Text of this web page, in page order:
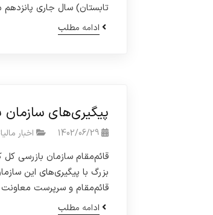
تابستان) سال جاری
ادامه مطلب
پیگیری‌های سازمان بازرسی منجر به
1402/06/29 اخبار
بزرگ با پیگیری‌های این
قائم‌مقام و سرپرست
ادامه مطلب